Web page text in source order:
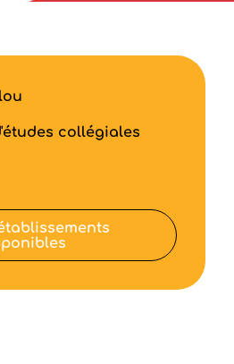
collégiales